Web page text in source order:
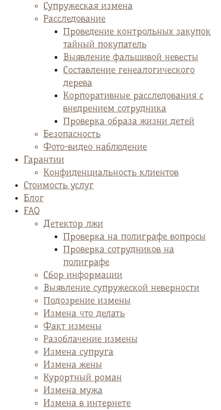
Супружеская измена
Расследование
Проведение контрольных закупок
тайный покупатель
Выявление фальшивой невесты
Cоставление генеалогического
дерева
Корпоративные расследования с
внедрением сотрудника
Проверка образа жизни детей
Безопасность
Фото-видео наблюдение
Гарантии
Конфиденциальность клиентов
Стоимость услуг
Блог
FAQ
Детектор лжи
Проверка на полиграфе вопросы
Проверка сотрудников на
полиграфе
Сбор информации
Выявление супружеской неверности
Подозрение измены
Измена что делать
Факт измены
Разоблачение измены
Измена супруга
Измена жены
Курортный роман
Измена мужа
Измена в интернете